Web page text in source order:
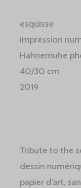
esquisse
impression
Hahnemuhe
40/30 cm
2019
Tribute to the
dessin
papier d’art,